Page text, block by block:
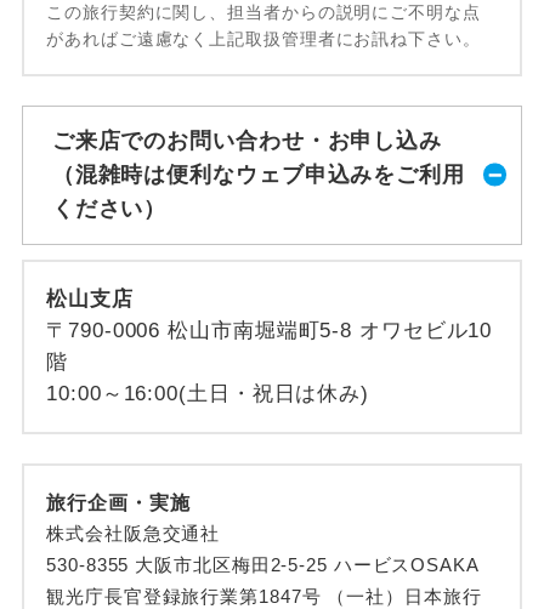
この旅行契約に関し、担当者からの説明にご不明な点
があればご遠慮なく上記取扱管理者にお訊ね下さい。
ご来店でのお問い合わせ・お申し込み
（混雑時は便利なウェブ申込みをご利用
ください）
松山支店
〒790-0006 松山市南堀端町5-8 オワセビル10
階
10:00～16:00(土日・祝日は休み)
旅行企画・実施
株式会社阪急交通社
530-8355 大阪市北区梅田2-5-25 ハービスOSAKA
観光庁長官登録旅行業第1847号 （一社）日本旅行